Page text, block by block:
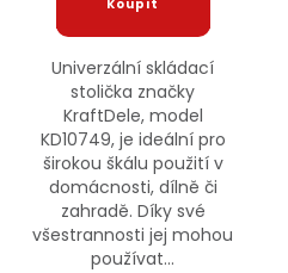
Univerzální skládací
stolička značky
KraftDele, model
KD10749, je ideální pro
širokou škálu použití v
domácnosti, dílně či
zahradě. Díky své
všestrannosti jej mohou
používat...